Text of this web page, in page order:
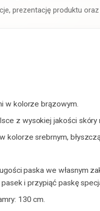
prezentację produktu
w kolorze brązowym.
z wysokiej jakości skóry
kolorze srebrnym,
paska we własnym
i przypiąć paskę
130 cm.